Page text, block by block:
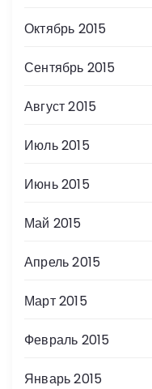
Октябрь 2015
Сентябрь 2015
Август 2015
Июль 2015
Июнь 2015
Май 2015
Апрель 2015
Март 2015
Февраль 2015
Январь 2015